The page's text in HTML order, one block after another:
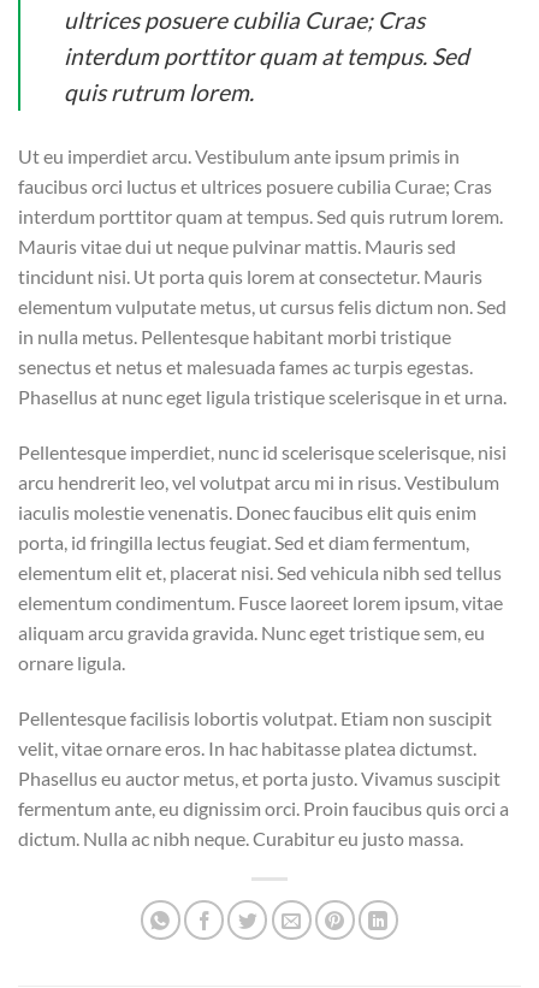
ultrices posuere cubilia Curae; Cras
interdum porttitor quam at tempus. Sed
quis rutrum lorem.
Ut eu imperdiet arcu. Vestibulum ante ipsum primis in
faucibus orci luctus et ultrices posuere cubilia Curae; Cras
interdum porttitor quam at tempus. Sed quis rutrum lorem.
Mauris vitae dui ut neque pulvinar mattis. Mauris sed
tincidunt nisi. Ut porta quis lorem at consectetur. Mauris
elementum vulputate metus, ut cursus felis dictum non. Sed
in nulla metus. Pellentesque habitant morbi tristique
senectus et netus et malesuada fames ac turpis egestas.
Phasellus at nunc eget ligula tristique scelerisque in et urna.
Pellentesque imperdiet, nunc id scelerisque scelerisque, nisi
arcu hendrerit leo, vel volutpat arcu mi in risus. Vestibulum
iaculis molestie venenatis. Donec faucibus elit quis enim
porta, id fringilla lectus feugiat. Sed et diam fermentum,
elementum elit et, placerat nisi. Sed vehicula nibh sed tellus
elementum condimentum. Fusce laoreet lorem ipsum, vitae
aliquam arcu gravida gravida. Nunc eget tristique sem, eu
ornare ligula.
Pellentesque facilisis lobortis volutpat. Etiam non suscipit
velit, vitae ornare eros. In hac habitasse platea dictumst.
Phasellus eu auctor metus, et porta justo. Vivamus suscipit
fermentum ante, eu dignissim orci. Proin faucibus quis orci a
dictum. Nulla ac nibh neque. Curabitur eu justo massa.